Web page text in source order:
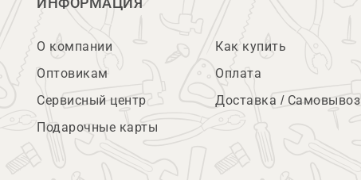
ИНФОРМАЦИЯ
О компании
Оптовикам
Сервисный центр
Подарочные карты
Как купить
Оплата
Доставка / Самовывоз